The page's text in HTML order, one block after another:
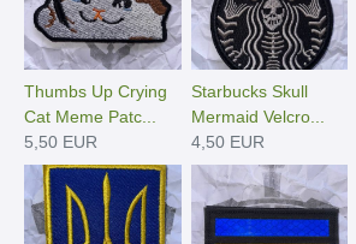
Thumbs Up Crying
Cat Meme Patc...
5,50 EUR
Starbucks Skull
Mermaid Velcro...
4,50 EUR